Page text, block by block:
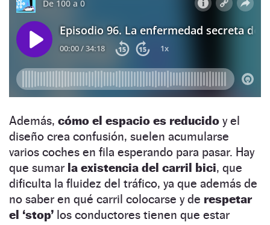
Además, cómo el espacio es reducido y el
diseño crea confusión, suelen acumularse
varios coches en fila esperando para pasar. Hay
que sumar la existencia del carril bici, que
dificulta la fluidez del tráfico, ya que además de
no saber en qué carril colocarse y de respetar
el ‘stop’ los conductores tienen que estar